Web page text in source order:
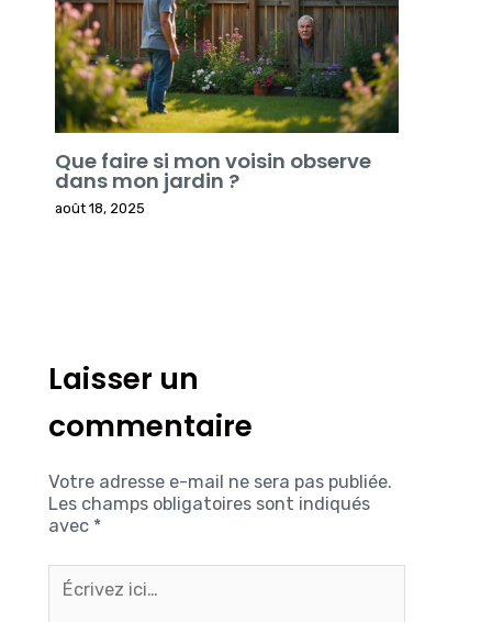
Que faire si mon voisin observe
dans mon jardin ?
août 18, 2025
Laisser un
commentaire
Votre adresse e-mail ne sera pas publiée.
Les champs obligatoires sont indiqués
avec *
Écrivez
ici…